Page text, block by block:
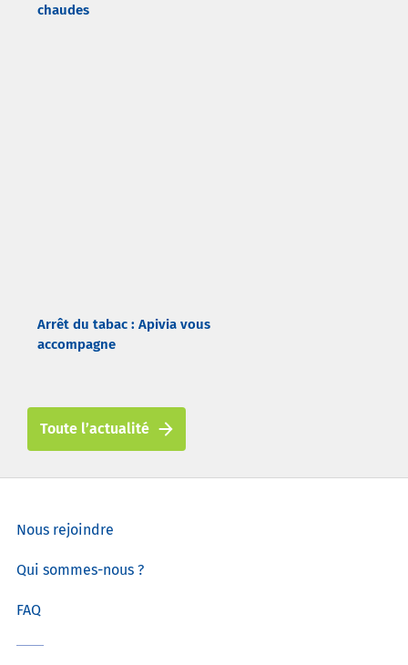
chaudes
Arrêt du tabac : Apivia vous
accompagne
Toute l’actualité
Nous rejoindre
Qui sommes-nous ?
FAQ